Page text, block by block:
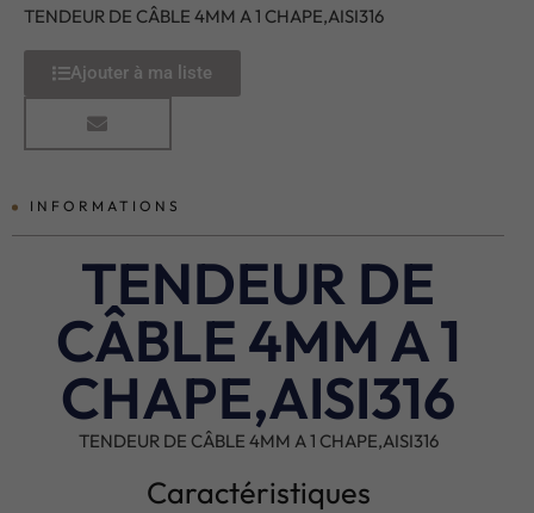
TENDEUR DE CÂBLE 4MM A 1 CHAPE,AISI316
Ajouter à ma liste
INFORMATIONS
TENDEUR DE
CÂBLE 4MM A 1
CHAPE,AISI316
TENDEUR DE CÂBLE 4MM A 1 CHAPE,AISI316
Caractéristiques